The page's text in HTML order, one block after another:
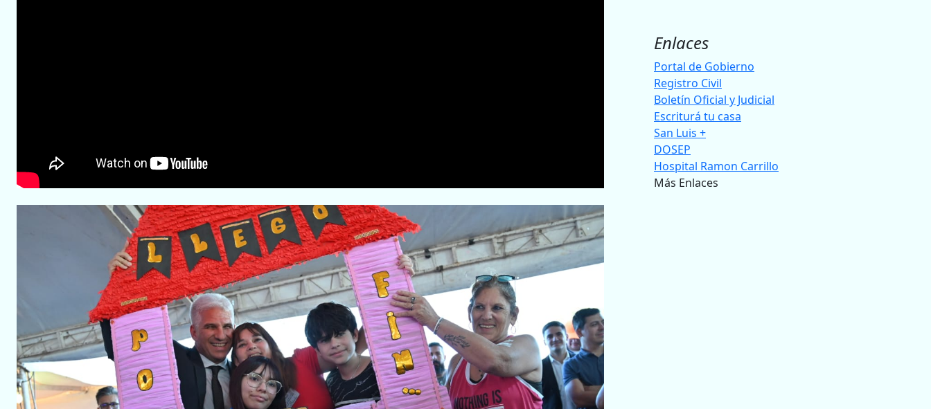
Enlaces
Portal de Gobierno
Registro Civil
Boletín Oficial y Judicial
Escriturá tu casa
San Luis +
DOSEP
Hospital Ramon Carrillo
Más Enlaces